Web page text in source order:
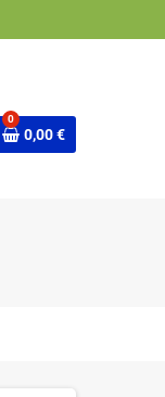
0
0,00 €